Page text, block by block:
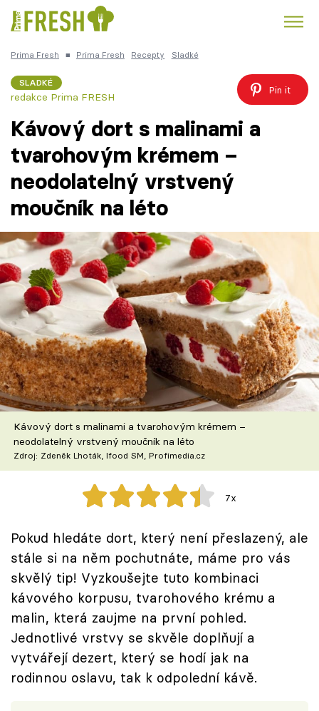
Česká kuchyně Čokoláda
Témata
Články
TV Program
Škola vaření
Recepty z TV
Speciál: Cuketa
Těhotnej kuchař
Sledujte prima+
Sledujte nás
Prima Fresh ■ Prima Fresh Recepty Sladké
SLADKÉ
redakce Prima FRESH
Pin it
Kávový dort s malinami a
tvarohovým krémem –
neodolatelný vrstvený
moučník na léto
Kávový dort s malinami a tvarohovým krémem –
neodolatelný vrstvený moučník na léto
Zdroj: Zdeněk Lhoták, Ifood SM, Profimedia.cz
7x
Pokud hledáte dort, který není přeslazený, ale
stále si na něm pochutnáte, máme pro vás
skvělý tip! Vyzkoušejte tuto kombinaci
kávového korpusu, tvarohového krému a
malin, která zaujme na první pohled.
Jednotlivé vrstvy se skvěle doplňují a
vytvářejí dezert, který se hodí jak na
rodinnou oslavu, tak k odpolední kávě.